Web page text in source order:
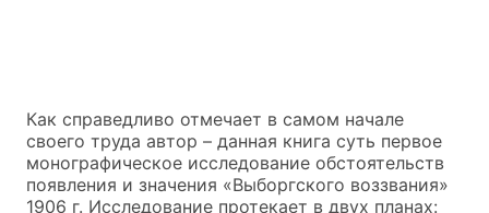
Как справедливо отмечает в самом начале
своего труда автор – данная книга суть первое
монографическое исследование обстоятельств
появления и значения «Выборгского воззвания»
1906 г. Исследование протекает в двух планах: